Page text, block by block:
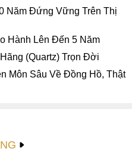
Năm Đứng Vững Trên Thị
Hành Lên Đến 5 Năm
(Quartz) Trọn Đời
Môn Sâu Về Đồng Hồ, Thật